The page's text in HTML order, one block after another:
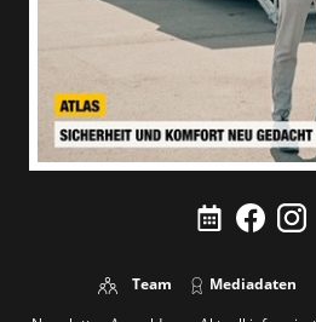
Team Mediadaten